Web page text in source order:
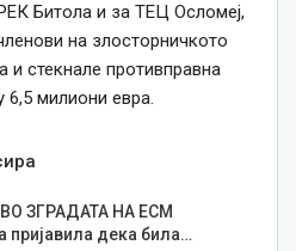
Битола и за ТЕЦ Осломеј,
на злосторничкото
и стекнале противправна
6,5 милиони евра.
ЗГРАДАТА НА ЕСМ
пријавила дека била…